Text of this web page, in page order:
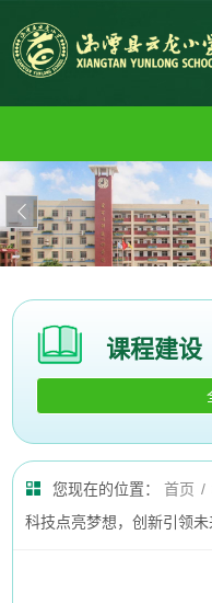

课程建设
您现在的位置： 首页 /
科技点亮梦想，创新引领未